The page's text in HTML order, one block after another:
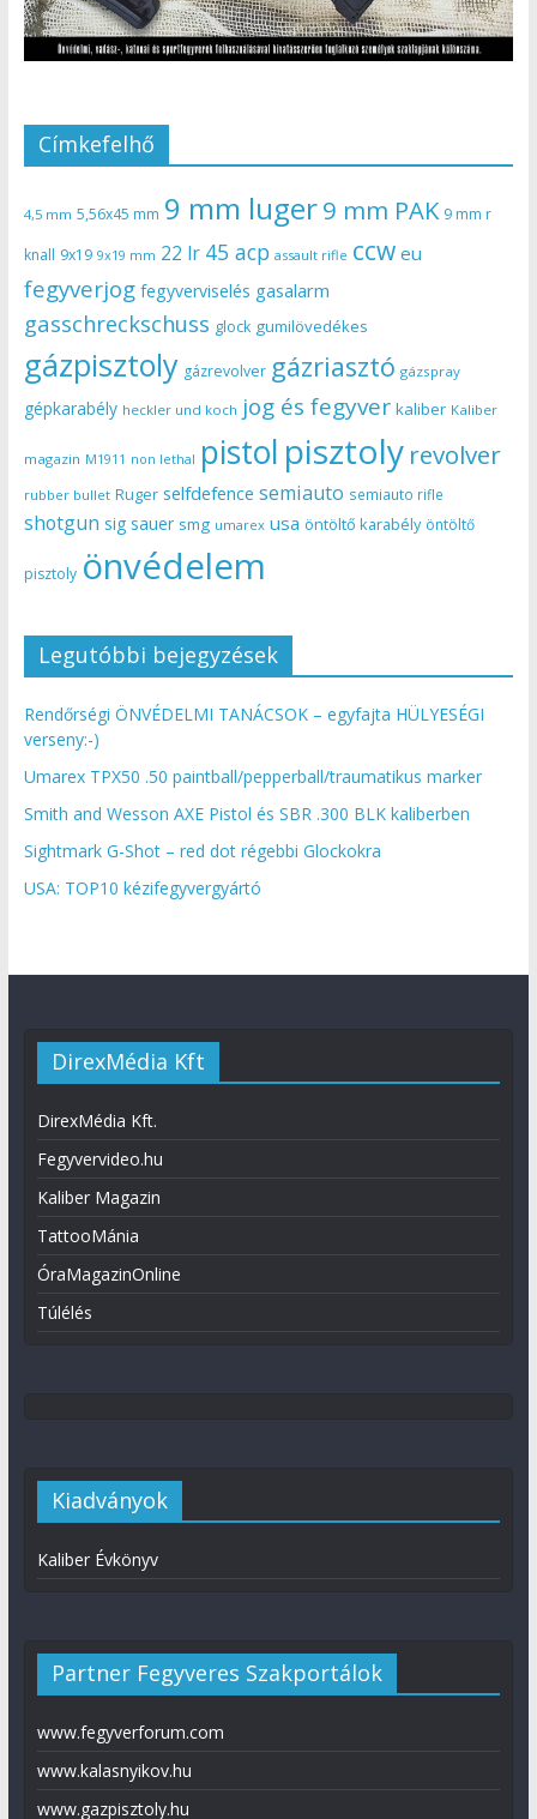
Címkefelhő
4,5 mm 5,56x45 mm 9 mm luger9 mm PAK 9 mm r
knall 9x19 9x19 mm 22 lr 45 acp assault rifle ccw eu
fegyverjog fegyverviselés gasalarm
gasschreckschuss glock gumilövedékes
gázpisztoly gázrevolver gázriasztó gázspray
gépkarabély heckler und koch jog és fegyver kaliber Kaliber
magazin M1911 non lethal pistol pisztoly revolver
rubber bullet Ruger selfdefence semiauto semiauto rifle
shotgun sig sauer smg umarex usa öntöltő karabély öntöltő
pisztoly önvédelem
Legutóbbi bejegyzések
Rendőrségi ÖNVÉDELMI TANÁCSOK – egyfajta HÜLYESÉGI
verseny:-)
Umarex TPX50 .50 paintball/pepperball/traumatikus marker
Smith and Wesson AXE Pistol és SBR .300 BLK kaliberben
Sightmark G-Shot – red dot régebbi Glockokra
USA: TOP10 kézifegyvergyártó
DirexMédia Kft
DirexMédia Kft.
Fegyvervideo.hu
Kaliber Magazin
TattooMánia
ÓraMagazinOnline
Túlélés
Kiadványok
Kaliber Évkönyv
Partner Fegyveres Szakportálok
www.fegyverforum.com
www.kalasnyikov.hu
www.gazpisztoly.hu